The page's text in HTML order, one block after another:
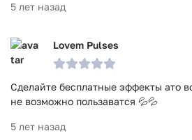
5 лет назад
Lovem Pulses
Сделайте бесплатные эффекты ато
не возможно пользаватся 💦💦
5 лет назад